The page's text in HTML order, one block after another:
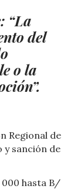
“La
del
o la
Regional de
sanción de
000 hasta B/